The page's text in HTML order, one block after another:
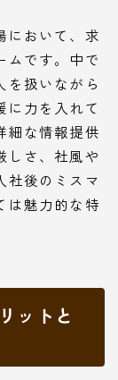
において、求
ムです。中で
を扱いながら
に力を入れて
細な情報提供
しさ、社風や
社後のミスマ
は魅力的な特
ットと